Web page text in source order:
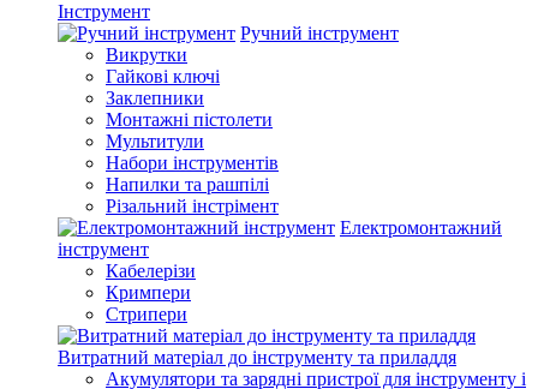
Інструмент
Ручний інструмент
Викрутки
Гайкові ключі
Заклепники
Монтажні пістолети
Мультитули
Набори інструментів
Напилки та рашпілі
Різальний інстрімент
Електромонтажний
інструмент
Кабелерізи
Кримпери
Стрипери
Витратний матеріал до інструменту та приладдя
Акумулятори та зарядні пристрої для інструменту і